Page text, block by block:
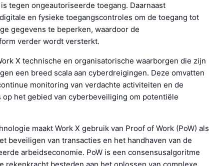
tegen ongeautoriseerde toegang. Daarnaast
en fysieke toegangscontroles om de toegang tot
gegevens te beperken, waardoor de
verder wordt versterkt.
X technische en organisatorische waarborgen die zijn
een breed scala aan cyberdreigingen. Deze omvatten
monitoring van verdachte activiteiten en de
het gebied van cyberbeveiliging om potentiële
maakt Work X gebruik van Proof of Work (PoW) als
beveiligen van transacties en het handhaven van de
arbeidseconomie. PoW is een consensusalgoritme